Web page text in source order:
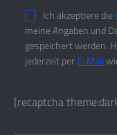
Ich akzeptiere die
meine Angaben und
gespeichert werden.
jederzeit perE-Mail
[recaptcha